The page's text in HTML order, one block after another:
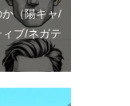
（陽キャ/
ブ/ネガテ